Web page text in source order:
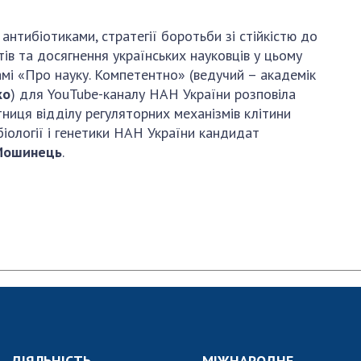
що становлять
України
установ
досліджень
Державний
бюджет НАН
України
Вибори до складу
НАН України
Бланки документів
НАУКОВІ
стратегії боротьби зі стійкістю до
та досягнення українських науковців у цьому
«Про науку. Компетентно» (ведучий – академік
) для YouTube-каналу НАН України розповіла
відділу регуляторних механізмів клітини
і генетики НАН України кандидат
.